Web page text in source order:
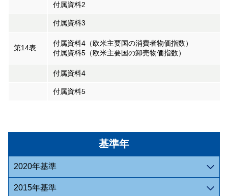
基準年
2020年基準
2015年基準
付属資料2
付属資料3
第14表
付属資料4（欧米主要国の消費者物価指数）
付属資料5（欧米主要国の卸売物価指数）
付属資料4
付属資料5